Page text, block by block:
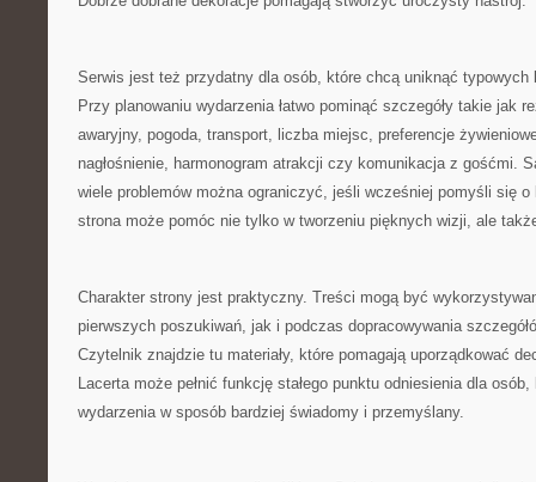
Serwis jest też przydatny dla osób, które chcą uniknąć typowych
Przy planowaniu wydarzenia łatwo pominąć szczegóły takie jak
awaryjny, pogoda, transport, liczba miejsc, preferencje
nagłośnienie, harmonogram atrakcji czy komunikacja z gośćmi.
wiele problemów można ograniczyć, jeśli wcześniej pomyśli się
strona może pomóc nie tylko w tworzeniu pięknych wizji, ale
Charakter strony jest praktyczny. Treści mogą być
pierwszych poszukiwań, jak i podczas dopracowywania
Czytelnik znajdzie tu materiały, które pomagają uporządkować
Lacerta może pełnić funkcję stałego punktu odniesienia dla
wydarzenia w sposób bardziej świadomy i przemyślany.